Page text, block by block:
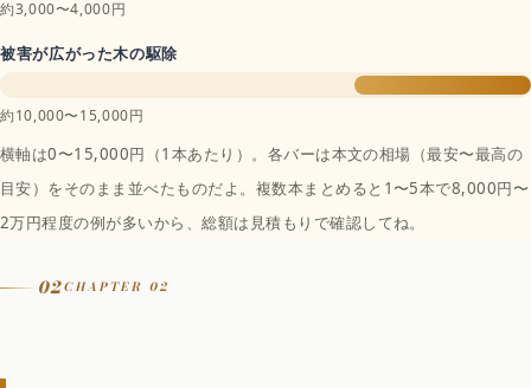
約3,000〜4,000円
被害が広がった木の駆除
約10,000〜15,000円
横軸は0〜15,000円（1本あたり）。各バーは本文の相場（最安〜最高の
目安）をそのまま並べたものだよ。複数本まとめると1〜5本で8,000円〜
2万円程度の例が多いから、総額は見積もりで確認してね。
02CHAPTER 02